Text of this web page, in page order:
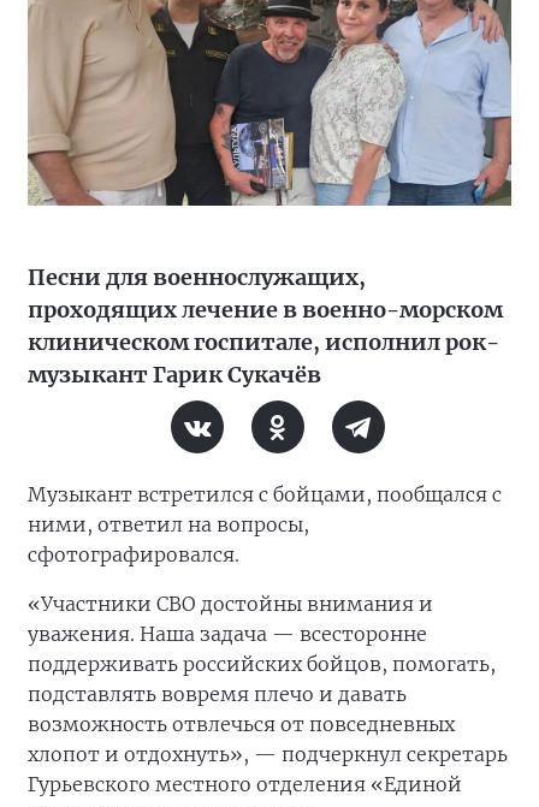
Песни для военнослужащих,
проходящих лечение в военно-морском
клиническом госпитале, исполнил рок-
музыкант Гарик Сукачёв
Музыкант встретился с бойцами, пообщался с
ними, ответил на вопросы,
сфотографировался.
«Участники СВО достойны внимания и
уважения. Наша задача — всесторонне
поддерживать российских бойцов, помогать,
подставлять вовремя плечо и давать
возможность отвлечься от повседневных
хлопот и отдохнуть», — подчеркнул секретарь
Гурьевского местного отделения «Единой